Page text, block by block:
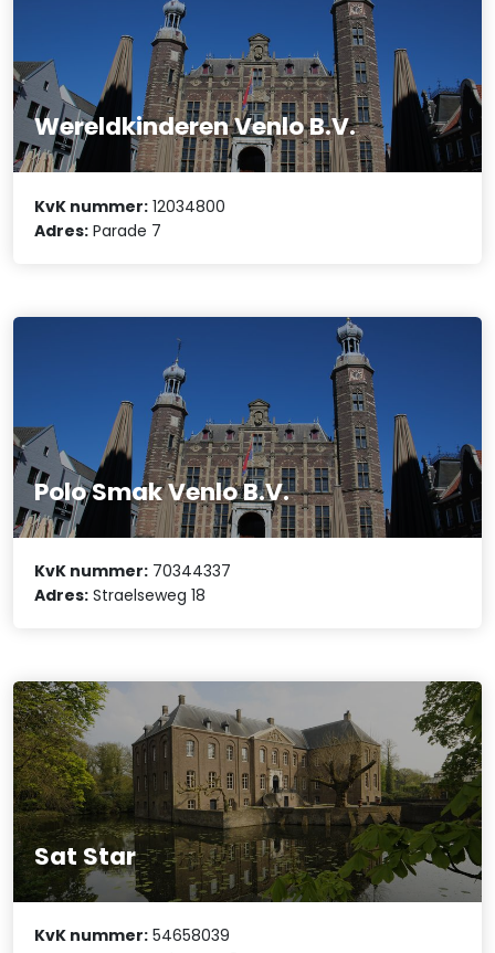
Wereldkinderen Venlo B.V.
KvK nummer: 12034800
Adres: Parade 7
Polo Smak Venlo B.V.
KvK nummer: 70344337
Adres: Straelseweg 18
Sat Star
KvK nummer: 54658039